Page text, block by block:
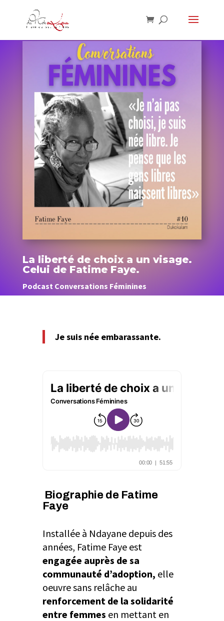
La liberté de choix a un visage.
Celui de Fatime Faye.
Podcast Conversations Féminines
Je suis née embarassante.
Biographie de Fatime
Faye
Installée à Ndayane depuis des
années, Fatime Faye est
engagée auprès de sa
communauté d’adoption, elle
oeuvre sans relâche au
renforcement de la solidarité
entre femmes en mettant en